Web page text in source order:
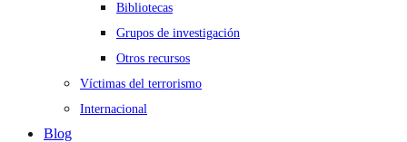
Bibliotecas
Grupos de investigación
Otros recursos
Víctimas del terrorismo
Internacional
Blog